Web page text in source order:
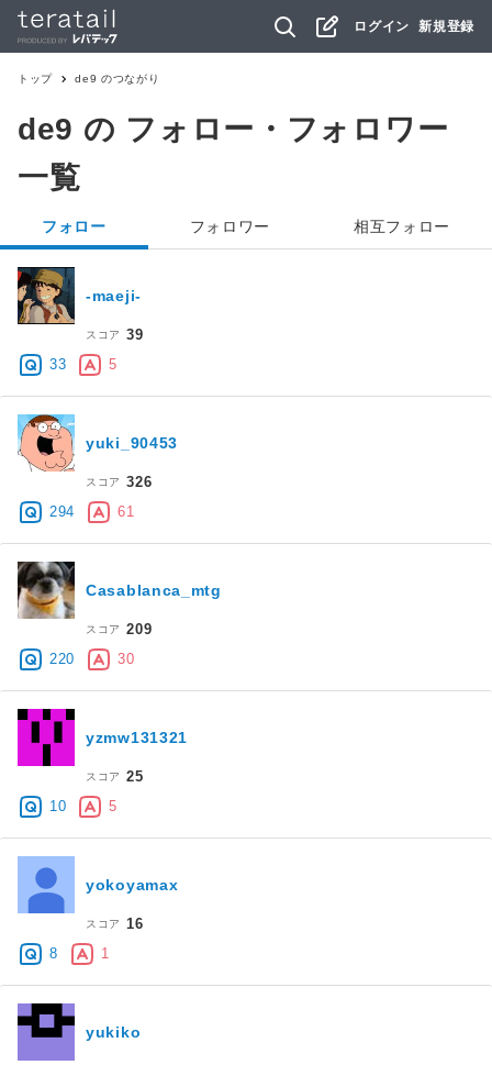
ログイン 新規登録
トップ de9 のつながり
de9 の フォロー・フォロワー
一覧
フォロー フォロワー 相互フォロー
-maeji-
スコア
39
33
5
yuki_90453
スコア
326
294
61
Casablanca_mtg
スコア
209
220
30
yzmw131321
スコア
25
10
5
yokoyamax
スコア
16
8
1
yukiko